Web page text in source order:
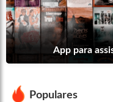
App para
Populares